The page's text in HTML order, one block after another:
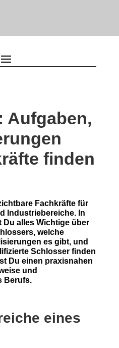
Aufgaben,
finden
Fachkräfte für
Industriebereiche. In
Du alles Wichtige über
welche
es gibt, und
Schlosser finden
Du einen praxisnahen
und
Berufs.
eines